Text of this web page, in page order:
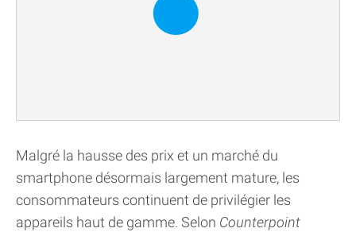
Malgré la hausse des prix et un marché du
smartphone désormais largement mature, les
consommateurs continuent de privilégier les
appareils haut de gamme. Selon Counterpoint